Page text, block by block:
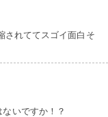
されててスゴイ面白そ
いですか！？